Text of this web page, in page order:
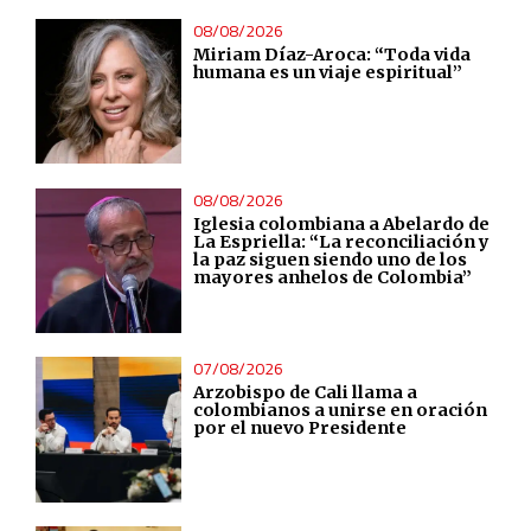
08/08/2026
Miriam Díaz-Aroca: “Toda vida
humana es un viaje espiritual”
08/08/2026
Iglesia colombiana a Abelardo de
La Espriella: “La reconciliación y
la paz siguen siendo uno de los
mayores anhelos de Colombia”
07/08/2026
Arzobispo de Cali llama a
colombianos a unirse en oración
por el nuevo Presidente
Non-IAB processing purposes:
Essential
Analytical
Functional
Advertising